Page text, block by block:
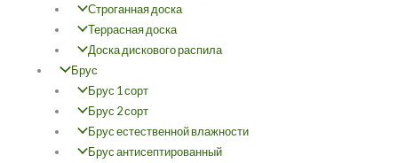
Строганная доска
Террасная доска
Доска дискового распила
Брус
Брус 1 сорт
Брус 2 сорт
Брус естественной влажности
Брус антисептированный